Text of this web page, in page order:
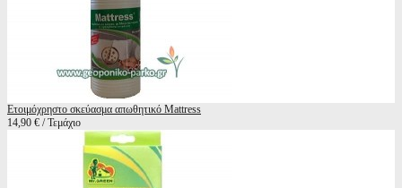
Ετοιμόχρηστο σκεύασμα απωθητικό Mattress
14,90 € / Τεμάχιο